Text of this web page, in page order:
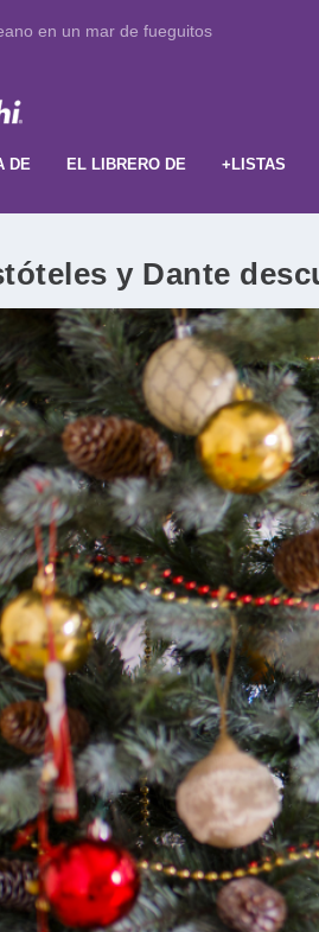
en un mar de fueguitos
DE EL LIBRERO DE +LISTAS
y Dante